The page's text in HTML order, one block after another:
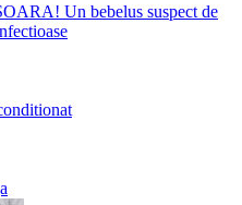
Un bebelus suspect de